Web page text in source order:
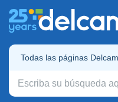
Todas las páginas